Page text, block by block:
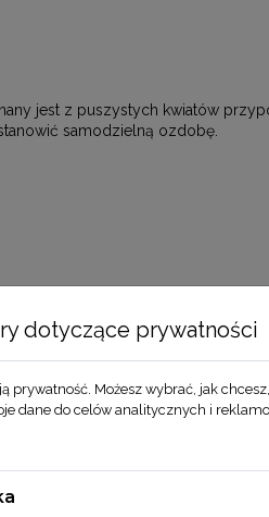
jest z puszystych kwiatów
samodzielną ozdobę.
Zobacz również
dotyczące prywatności
prywatność. Możesz wybrać, jak
dane do celów analitycznych i